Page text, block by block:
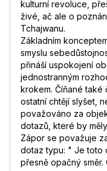
kulturní revoluce,
živé, ač ale o
Tchajwanu.
Základním
smyslu
přináší uspokojení
jednostranným
krokem. Číňané také
ostatní chtějí slyšet,
považováno za
dotazů, které by
Zápor se považuje
dotaz typu: " Je toto
přesně opačný